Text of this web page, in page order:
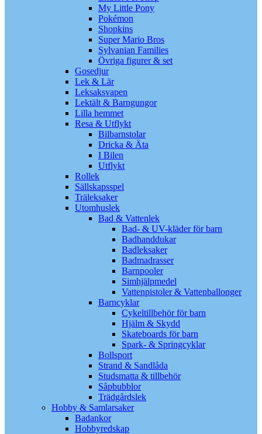
My Little Pony
Pokémon
Shopkins
Super Mario Bros
Sylvanian Families
Övriga figurer & set
Gosedjur
Lek & Lär
Leksaksvapen
Lektält & Barngungor
Lilla hemmet
Resa & Utflykt
Bilbarnstolar
Dricka & Äta
I Bilen
Utflykt
Rollek
Sällskapsspel
Träleksaker
Utomhuslek
Bad & Vattenlek
Bad- & UV-kläder för barn
Badhanddukar
Badleksaker
Badmadrasser
Barnpooler
Simhjälpmedel
Vattenpistoler & Vattenballonger
Barncyklar
Cykeltillbehör för barn
Hjälm & Skydd
Skateboards för barn
Spark- & Springcyklar
Bollsport
Strand & Sandlåda
Studsmatta & tillbehör
Såpbubblor
Trädgårdslek
Hobby & Samlarsaker
Badankor
Hobbyredskap